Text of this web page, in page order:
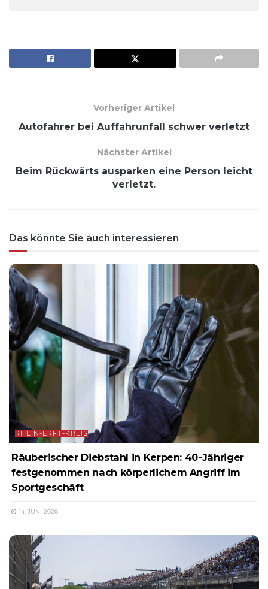
Vorheriger Artikel
Autofahrer bei Auffahrunfall schwer verletzt
Nächster Artikel
Beim Rückwärts ausparken eine Person leicht
verletzt.
Das könnte Sie auch interessieren
RHEIN-ERFT-KREIS
Räuberischer Diebstahl in Kerpen: 40-Jähriger
festgenommen nach körperlichem Angriff im
Sportgeschäft
14. JUNI 2026